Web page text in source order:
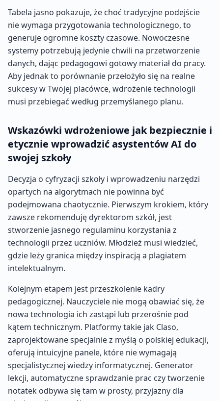
Tabela jasno pokazuje, że choć tradycyjne podejście
nie wymaga przygotowania technologicznego, to
generuje ogromne koszty czasowe. Nowoczesne
systemy potrzebują jedynie chwili na przetworzenie
danych, dając pedagogowi gotowy materiał do pracy.
Aby jednak to porównanie przełożyło się na realne
sukcesy w Twojej placówce, wdrożenie technologii
musi przebiegać według przemyślanego planu.
Wskazówki wdrożeniowe jak bezpiecznie i
etycznie wprowadzić asystentów AI do
swojej szkoły
Decyzja o cyfryzacji szkoły i wprowadzeniu narzędzi
opartych na algorytmach nie powinna być
podejmowana chaotycznie. Pierwszym krokiem, który
zawsze rekomenduję dyrektorom szkół, jest
stworzenie jasnego regulaminu korzystania z
technologii przez uczniów. Młodzież musi wiedzieć,
gdzie leży granica między inspiracją a plagiatem
intelektualnym.
Kolejnym etapem jest przeszkolenie kadry
pedagogicznej. Nauczyciele nie mogą obawiać się, że
nowa technologia ich zastąpi lub przerośnie pod
kątem technicznym. Platformy takie jak Claso,
zaprojektowane specjalnie z myślą o polskiej edukacji,
oferują intuicyjne panele, które nie wymagają
specjalistycznej wiedzy informatycznej. Generator
lekcji, automatyczne sprawdzanie prac czy tworzenie
notatek odbywa się tam w prosty, przyjazny dla